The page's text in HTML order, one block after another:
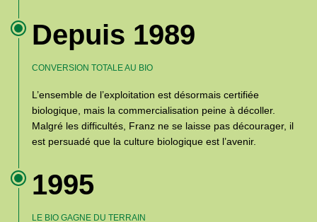
Depuis 1989
CONVERSION TOTALE AU BIO
L’ensemble de l’exploitation est désormais certifiée
biologique, mais la commercialisation peine à décoller.
Malgré les difficultés, Franz ne se laisse pas décourager, il
est persuadé que la culture biologique est l’avenir.
1995
LE BIO GAGNE DU TERRAIN